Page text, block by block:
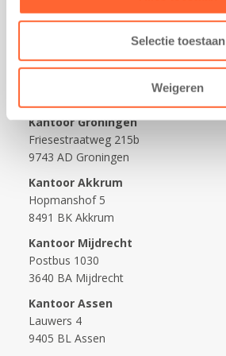
Selectie toestaan
Weigeren
Opzeggen opvangcontract
Kantoor Groningen
Friesestraatweg 215b
9743 AD Groningen
Kantoor Akkrum
Hopmanshof 5
8491 BK Akkrum
Kantoor Mijdrecht
Postbus 1030
3640 BA Mijdrecht
Kantoor Assen
Lauwers 4
9405 BL Assen